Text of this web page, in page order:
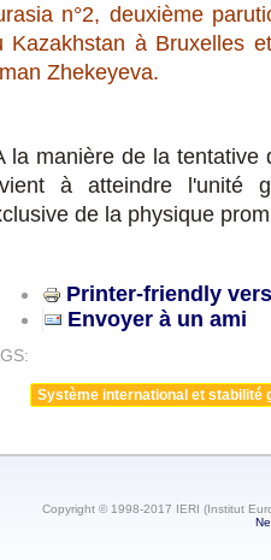
n°2, deuxième
Kazakhstan à Bruxelles
Zhekeyeva.
la manière de la tentative
à atteindre l'unité
de la physique
Printer-friendly
Envoyer à un ami
Système international et stabilité
Copyright © 1998-2017 IERI (Institut